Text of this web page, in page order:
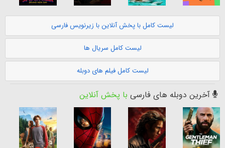
لیست کامل با پخش آنلاین با زیرنویس فارسی
لیست کامل سریال ها
لیست کامل فیلم های دوبله
آخرین دوبله های فارسی با پخش آنلاین